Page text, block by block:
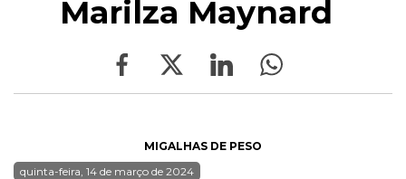
Marilza Maynard
MIGALHAS DE PESO
quinta-feira, 14 de março de 2024